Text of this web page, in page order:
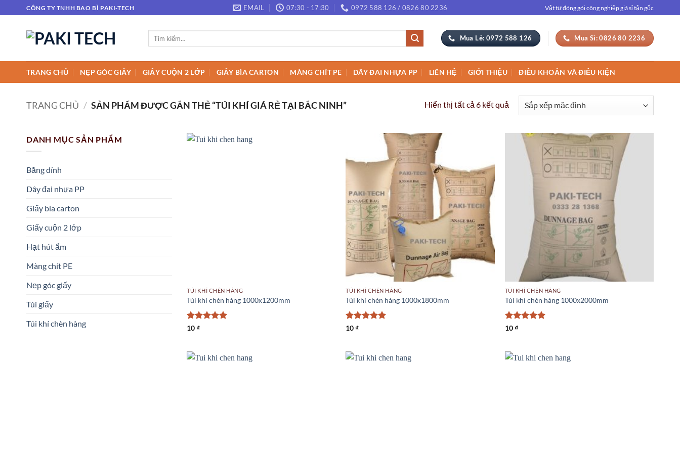
qua
CÔNG TY TNHH BAO BÌ PAKI-TECH EMAIL 07:30 - 17:30 0972 588 126 / 0826 80 2236 Vật tư đóng gói công nghiệp giá sỉ tận gốc
Mua Lẻ: 0972 588 126 Mua Sỉ: 0826 80 2236
TRANG CHỦ NẸP GÓC GIẤY GIẤY CUỘN 2 LỚP GIẤY BÌA CARTON MÀNG CHÍT PE DÂY ĐAI NHỰA PP LIÊN HỆ GIỚI THIỆU ĐIỀU KHOẢN VÀ ĐIỀU KIỆN
TRANG CHỦ / SẢN PHẨM ĐƯỢC GẮN THẺ “TÚI KHÍ GIÁ RẺ TẠI BẮC NINH” Hiển thị tất cả 6 kết quả
DANH MỤC SẢN PHẨM
Băng dính
Dây đai nhựa PP
Giấy bìa carton
Giấy cuộn 2 lớp
Hạt hút ẩm
Màng chít PE
Nẹp góc giấy
Túi giấy
Túi khí chèn hàng
TÚI KHÍ CHÈN HÀNG
Túi khí chèn hàng 1000x1200mm
Được xếp
10₫
TÚI KHÍ CHÈN HÀNG
Túi khí chèn hàng 1000x1800mm
Được xếp
10₫
TÚI KHÍ CHÈN HÀNG
Túi khí chèn hàng 1000x2000mm
Được xếp
10₫